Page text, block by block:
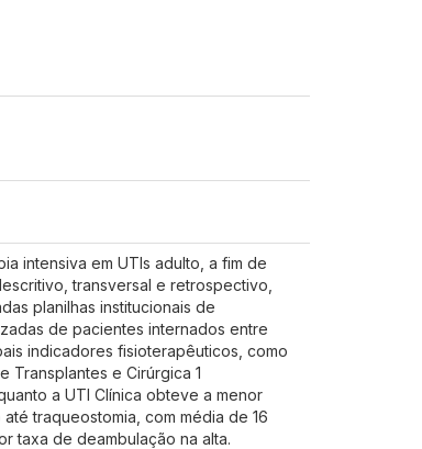
intensiva em UTIs adulto, a fim de
transversal e retrospectivo,
planilhas institucionais de
de pacientes internados entre
indicadores fisioterapêuticos, como
Transplantes e Cirúrgica 1
a UTI Clínica obteve a menor
traqueostomia, com média de 16
taxa de deambulação na alta.